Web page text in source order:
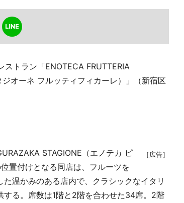
トラン「ENOTECA FRUTTERIA
オーネ フルッティフィカーレ）」（新宿区
［広告］
STAGIONE（エノテカ ピ
置付けとなる同店は、フルーツを
温かみのある店内で、クラシックなイタリ
る。席数は1階と2階を合わせた34席。2階